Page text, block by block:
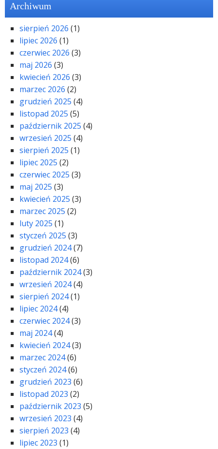
Archiwum
sierpień 2026 (1)
lipiec 2026 (1)
czerwiec 2026 (3)
maj 2026 (3)
kwiecień 2026 (3)
marzec 2026 (2)
grudzień 2025 (4)
listopad 2025 (5)
październik 2025 (4)
wrzesień 2025 (4)
sierpień 2025 (1)
lipiec 2025 (2)
czerwiec 2025 (3)
maj 2025 (3)
kwiecień 2025 (3)
marzec 2025 (2)
luty 2025 (1)
styczeń 2025 (3)
grudzień 2024(7)
listopad 2024(6)
październik 2024(3)
wrzesień 2024(4)
sierpień 2024(1)
lipiec 2024(4)
czerwiec 2024(3)
maj 2024(4)
kwiecień 2024(3)
marzec 2024(6)
styczeń 2024(6)
grudzień 2023 (6)
listopad 2023 (2)
październik 2023 (5)
wrzesień 2023 (4)
sierpień 2023 (4)
lipiec 2023 (1)